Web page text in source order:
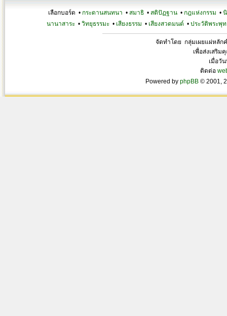
เลือกบอร์ด • กระดานสนทนา • สมาธิ • สติปัฏฐาน • กฎแห่งกรรม •
นานาสาระ• วิทยุธรรมะ• เสียงธรรม • เสียงสวดมนต์ • ประวัติพระพุท
จัดทำโดย กลุ่มเผยแผ่หลัก
เพื่อส่งเสริม
เมื่อวั
ติดต่อ
Powered by phpBB © 2001,